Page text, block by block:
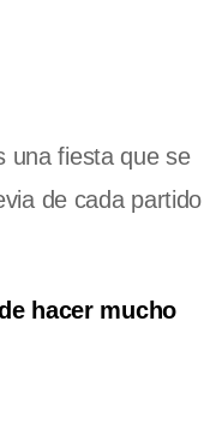
una fiesta que se
de cada partido
hacer mucho